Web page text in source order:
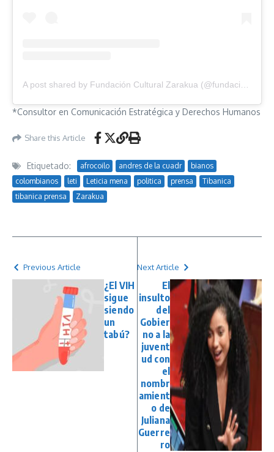
*Consultor en Comunicación Estratégica y Derechos Humanos
Share this Article
Etiquetado: afrocoilo andres de la cuadr
bianos
colombianos
leti Leticia mena politica prensa
Tibanica
tibanica prensa
Zarakua
Previous Article
¿El VIH
sigue
siendo
un
tabú?
Next Article
El
insulto
del
Gobier
no a la
juvent
ud con
el
nombr
amient
o de
Juliana
Guerre
ro